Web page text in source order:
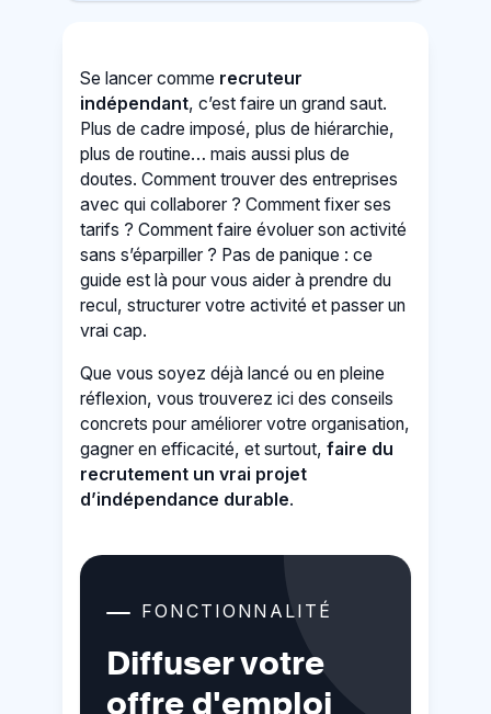
Se lancer comme recruteur
indépendant, c’est faire un grand saut.
Plus de cadre imposé, plus de hiérarchie,
plus de routine… mais aussi plus de
doutes. Comment trouver des entreprises
avec qui collaborer ? Comment fixer ses
tarifs ? Comment faire évoluer son activité
sans s’éparpiller ? Pas de panique : ce
guide est là pour vous aider à prendre du
recul, structurer votre activité et passer un
vrai cap.
Que vous soyez déjà lancé ou en pleine
réflexion, vous trouverez ici des conseils
concrets pour améliorer votre organisation,
gagner en efficacité, et surtout,faire du
recrutement un vrai projet
d’indépendance durable.
FONCTIONNALITÉ
Diffuser votre
offre d'emploi